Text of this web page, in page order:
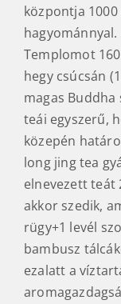
központja
hagyománnyal.
Templomot
hegy csúcsán
magas
teái egyszerű,
közepén
long jing tea
elnevezett teát
akkor szedik,
rügy+1 levél
bambusz
ezalatt a